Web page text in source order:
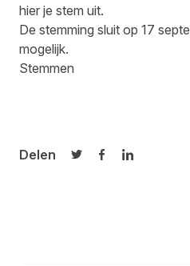
hier je stem uit.
De stemming sluit op 17
mogelijk.
Stemmen
Delen
Delen op Twitter
Delen opDelen op